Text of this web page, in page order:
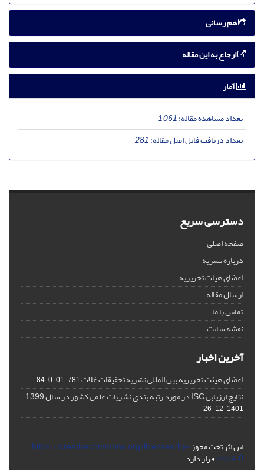
هم رسانی
ارجاع به این مقاله
آمار
تعداد مشاهده مقاله:1,061
تعداد دریافت فایل اصل مقاله:281
دسترسی سریع
صفحه اصلی
درباره نشریه
اعضای هیات تحریریه
ارسال مقاله
تماس با ما
نقشه سایت
آخرین اخبار
اعضای هیئت تحریریه بین المللی نشریه تحقیقات غلات781-01-0-84
نتایج ارزیابی ISC در مورد رتبه بندی نشریات علمی کشور در سال 1399
1401-12-26
این اثر تحت مجوزhttps://creativecommons.org/licenses/by-
nc/4.0/ قرار دارد.